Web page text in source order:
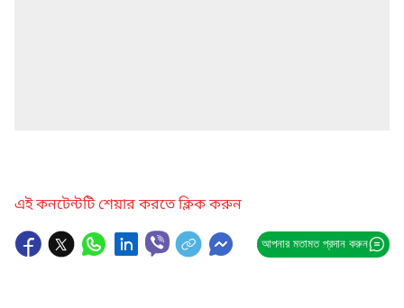
এই কনটেন্টটি শেয়ার করতে ক্লিক করুন
আপনার মতামত প্রদান করুন